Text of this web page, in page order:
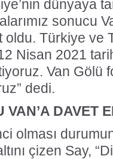
dünyaya
sonucu
oldu. Türkiye ve
Nisan 2021
Van Gölü
dedi.
VAN’A DAVET
olması
çizen Say,